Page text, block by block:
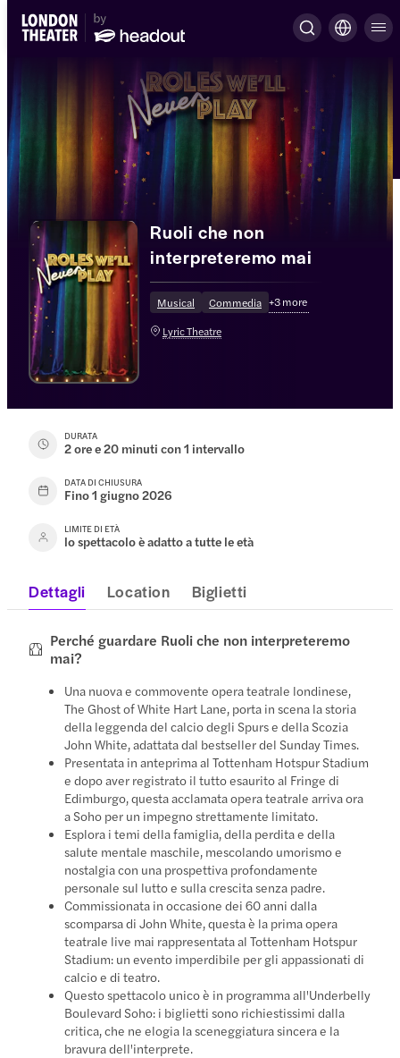
Ruoli che non
interpreteremo mai
Musical Commedia +3more
Lyric Theatre
DURATA
2 ore e 20 minuti con 1 intervallo
DATA DI CHIUSURA
Fino 1 giugno 2026
LIMITE DI ETÀ
lo spettacolo è adatto a tutte le età
Dettagli Location Biglietti
Perché guardare Ruoli che non interpreteremo
mai?
Una nuova e commovente opera teatrale londinese,
The Ghost of White Hart Lane, porta in scena la storia
della leggenda del calcio degli Spurs e della Scozia
John White, adattata dal bestseller del Sunday Times.
Presentata in anteprima al Tottenham Hotspur Stadium
e dopo aver registrato il tutto esaurito al Fringe di
Edimburgo, questa acclamata opera teatrale arriva ora
a Soho per un impegno strettamente limitato.
Esplora i temi della famiglia, della perdita e della
salute mentale maschile, mescolando umorismo e
nostalgia con una prospettiva profondamente
personale sul lutto e sulla crescita senza padre.
Commissionata in occasione dei 60 anni dalla
scomparsa di John White, questa è la prima opera
teatrale live mai rappresentata al Tottenham Hotspur
Stadium: un evento imperdibile per gli appassionati di
calcio e di teatro.
Questo spettacolo unico è in programma all'Underbelly
Boulevard Soho: i biglietti sono richiestissimi dalla
critica, che ne elogia la sceneggiatura sincera e la
bravura dell'interprete.